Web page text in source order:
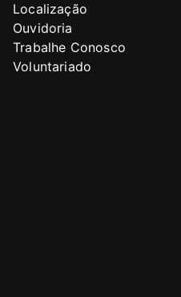
Localização
Ouvidoria
Trabalhe Conosco
Voluntariado